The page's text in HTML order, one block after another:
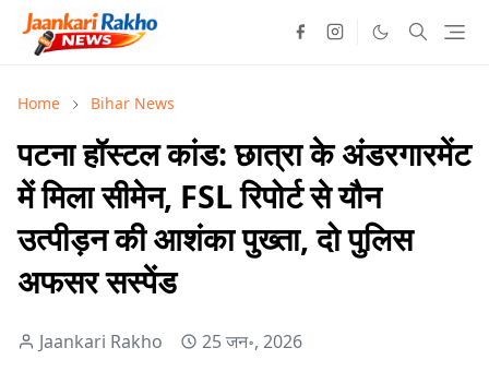
Home Bihar News
पटना हॉस्टल कांड: छात्रा के अंडरगारमेंट
में मिला सीमेन, FSL रिपोर्ट से यौन
उत्पीड़न की आशंका पुख्ता, दो पुलिस
अफसर सस्पेंड
Jaankari Rakho 25 जन॰, 2026